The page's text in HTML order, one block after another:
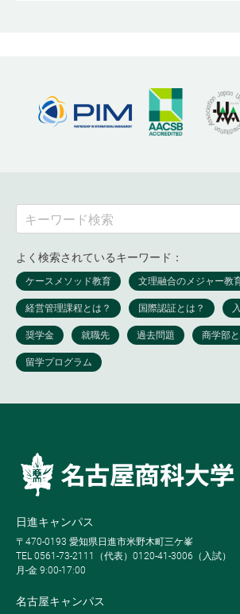
よく検索されているキーワード：
日進キャンパス
〒470-0193 愛知県日進市米野木町三ケ峯
TEL 0561-73-2111（代表）0120-41-3006（入試）
月-金 9:00-17:00
名古屋キャンパス